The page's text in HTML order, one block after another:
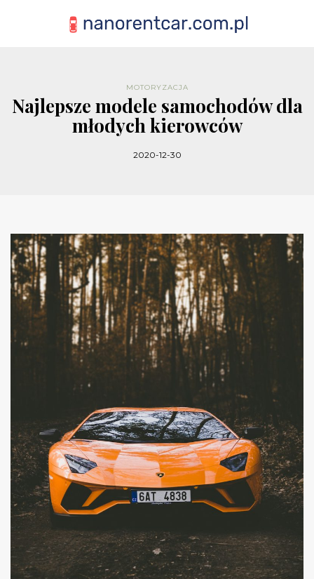
MOTORYZACJA
Najlepsze modele samochodów dla
młodych kierowców
2020-12-30